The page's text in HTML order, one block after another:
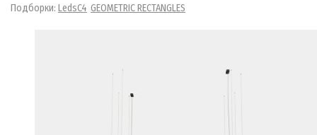
Подборки: LedsC4 GEOMETRIC RECTANGLES